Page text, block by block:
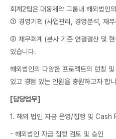
회계2팀은 대웅제약 그룹내 해외법인의
① 경영기획 (사업관리, 경영분석, 재
② 재무회계 (본사 기준 연결결산 및
있습니다.
해외법인의 다양한 프로젝트의 런칭
있고 경험 있는 인원을 충원하고자 합
[담당업무]
1. 해외 법인 자금 운영/집행 및 Cash
- 해외법인 자금 집행 검토 및 승인